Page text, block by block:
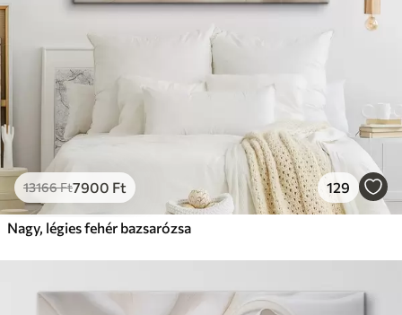
13166Ft7900 Ft 129
Nagy, légies fehér bazsarózsa